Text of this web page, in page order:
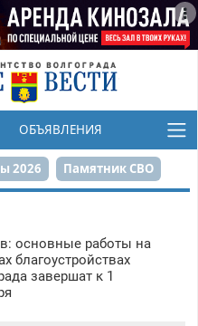
ОБЪЯВЛЕНИЯ
2026 Памятник СВО
Реконструкция ЦПКиО
Героев-летчиков
основные работы на
благоустройствах
завершат к 1